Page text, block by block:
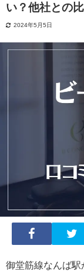
い？他社との
2024年5月5日
御堂筋線なんば駅